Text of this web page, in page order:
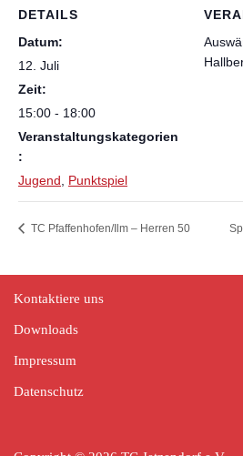
DETAILS
Datum:
12. Juli
Zeit:
15:00 - 18:00
Veranstaltungskategorien
:
Jugend
Punktspiel
TC Pfaffenhofen/Ilm – Herren 50
Kontaktiere uns
Downloads
Impressum
Datenschutz